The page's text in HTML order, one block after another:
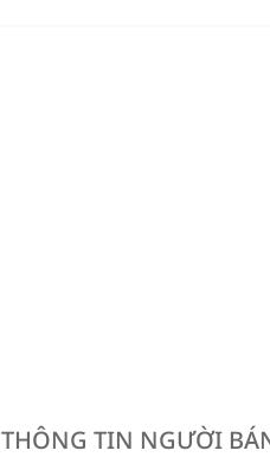
THÔNG TIN NGƯỜI